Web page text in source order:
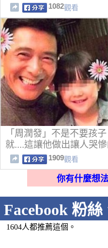
1082觀看
「周潤發」不是不要孩
就....這讓他做出讓人哭慘
1909觀看
你有什麼想
Facebook 粉絲
1604人都推薦這個。